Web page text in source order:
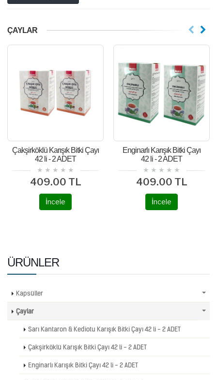
ÇAYLAR
Çakşirköklü Karışık Bitki Çayı
42 li - 2 ADET
409.00 TL
İncele
Enginarlı Karışık Bitki Çayı
42 li - 2 ADET
409.00 TL
İncele
ÜRÜNLER
Kapsüller
Çaylar
Sarı Kantaron & Kediotu Karışık Bitki Çayı 42 li - 2 ADET
Çakşirköklü Karışık Bitki Çayı 42 li - 2 ADET
Enginarlı Karışık Bitki Çayı 42 li - 2 ADET